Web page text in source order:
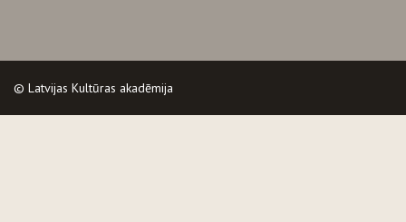
© Latvijas Kultūras akadēmija